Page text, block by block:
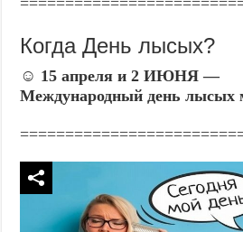
Когда День лысых?
☺️ 15 апреля и 2 ИЮНЯ —
Международный день лысых